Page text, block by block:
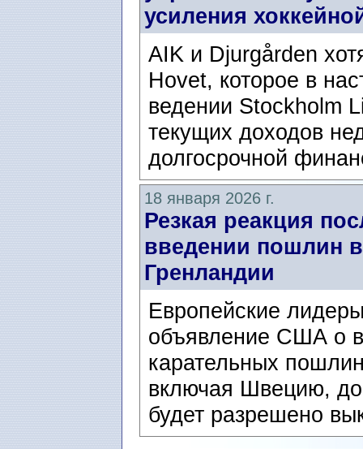
усиления
AIK и Djurgården
Hovet, которое в
ведении Stockholm
текущих доходов
долгосрочной
18 января 2026 г.
Резкая реакция
введении пошлин
Гренландии
Европейские
объявление США о
карательных
включая Швецию, до
будет разрешено